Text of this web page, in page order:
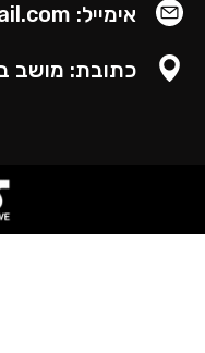
אימייל: 123doga@gmail.com
כתובת: מושב